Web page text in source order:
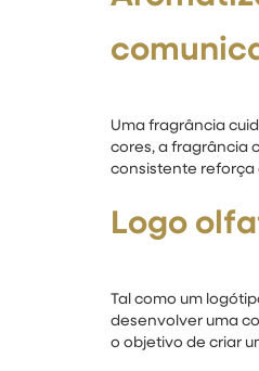
Uma fragrância
cores, a fragrância
consistente reforça
Logo
Tal como um
desenvolver uma
o objetivo de criar